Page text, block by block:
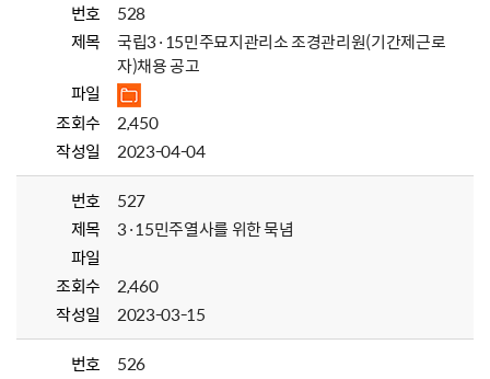
번호
528
제목
국립3·15민주묘지관리소 조경관리원(기간제근로
자)채용 공고
파일
조회수
2,450
작성일
2023-04-04
번호
527
제목
3·15민주열사를 위한 묵념
파일
조회수
2,460
작성일
2023-03-15
번호
526